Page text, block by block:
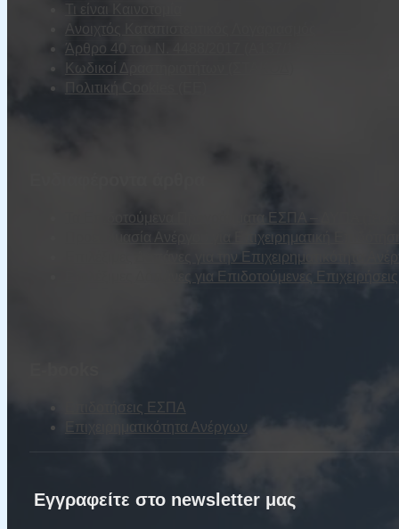
Τι είναι Καινοτομία
Ανοιχτός Καταπιστευτικός Λογαριασμός
Άρθρο 40 του Ν. 4488/2017 (Α137/13.09.2017)
Κωδικοί Δραστηριοτήτων (ΣΤΑΚΟΔ)
Πολιτική Cookies (ΕΕ)
Τα Επιδοτούμενα Προγράμματα ΕΣΠΑ – ΔΥΠΑ
Προετοιμασία Ανέργου για Επιχειρηματική
Επιλέξιμες Δαπάνες για την Επιχειρηματικότητα
Επιλέξιμες Δαπάνες για Επιδοτούμενες
Επιδοτήσεις ΕΣΠΑ
Επιχειρηματικότητα Ανέργων
Εγγραφείτε στο newsletter μας